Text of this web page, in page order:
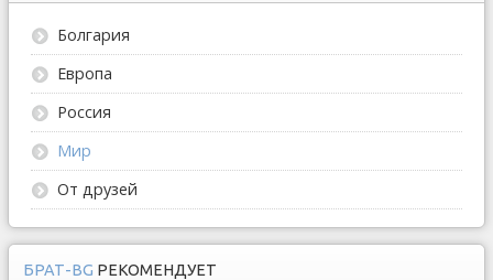
Болгария
Европа
Россия
Мир
От друзей
БРАТ-BG РЕКОМЕНДУЕТ